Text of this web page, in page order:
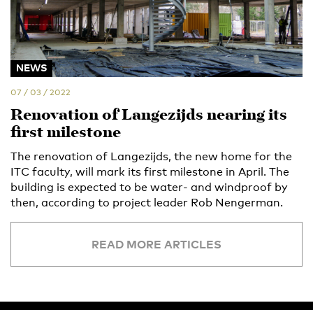
NEWS
07 / 03 / 2022
Renovation of Langezijds nearing its
first milestone
The renovation of Langezijds, the new home for the
ITC faculty, will mark its first milestone in April. The
building is expected to be water- and windproof by
then, according to project leader Rob Nengerman.
READ MORE ARTICLES